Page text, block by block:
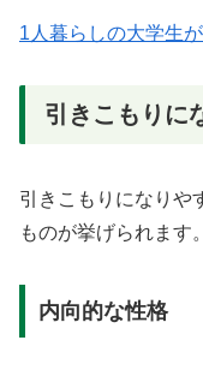
1人暮らしの大学生
引きこもりに
引きこもりになりや
ものが挙げられます。
内向的な性格